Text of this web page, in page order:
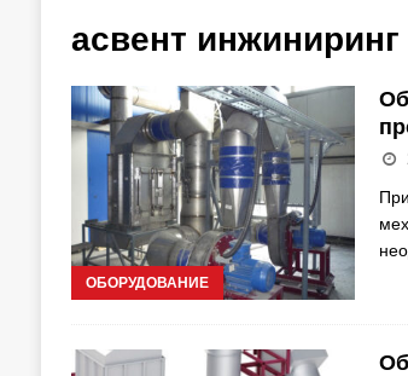
асвент инжиниринг
ОБОРУДОВАНИЕ